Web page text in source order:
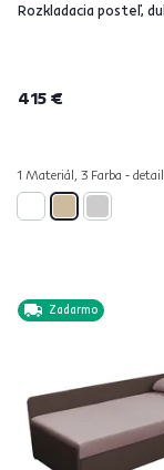
Rozkladacia posteľ,
415 €
1 Materiál, 3 Farba -
Zadarmo